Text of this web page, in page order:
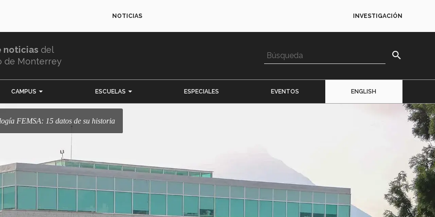
NOTICIAS INVESTIGACIÓN
noticias del
de Monterrey
search
CAMPUS ESCUELAS ESPECIALES EVENTOS ENGLISH
FEMSA: 15 datos de su historia